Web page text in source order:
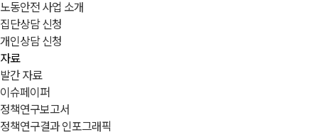
노동안전 사업 소개
집단상담 신청
개인상담 신청
자료
발간 자료
이슈페이퍼
정책연구보고서
정책연구결과 인포그래픽